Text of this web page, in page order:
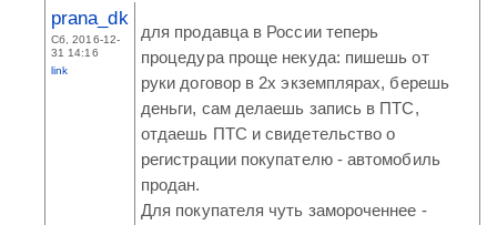
prana_dk
Сб, 2016-12-
31 14:16
link
для продавца в России теперь
процедура проще некуда: пишешь от
руки договор в 2х экземплярах, берешь
деньги, сам делаешь запись в ПТС,
отдаешь ПТС и свидетельство о
регистрации покупателю - автомобиль
продан.
Для покупателя чуть замороченнее -